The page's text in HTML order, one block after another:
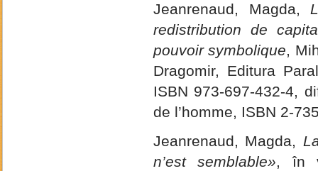
Jeanrenaud, Magda,
redistribution de
pouvoir symbolique,
Dragomir, Editura
ISBN 973-697-432-4,
de l’homme, ISBN 2-
Jeanrenaud, Magda,
n’est semblable», în